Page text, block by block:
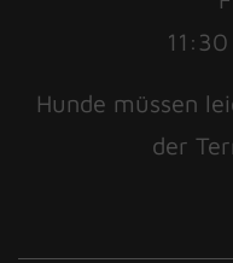
Hunde müssen
der